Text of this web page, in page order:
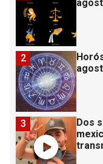
2
Dos
3